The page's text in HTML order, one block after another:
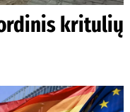
kritulių